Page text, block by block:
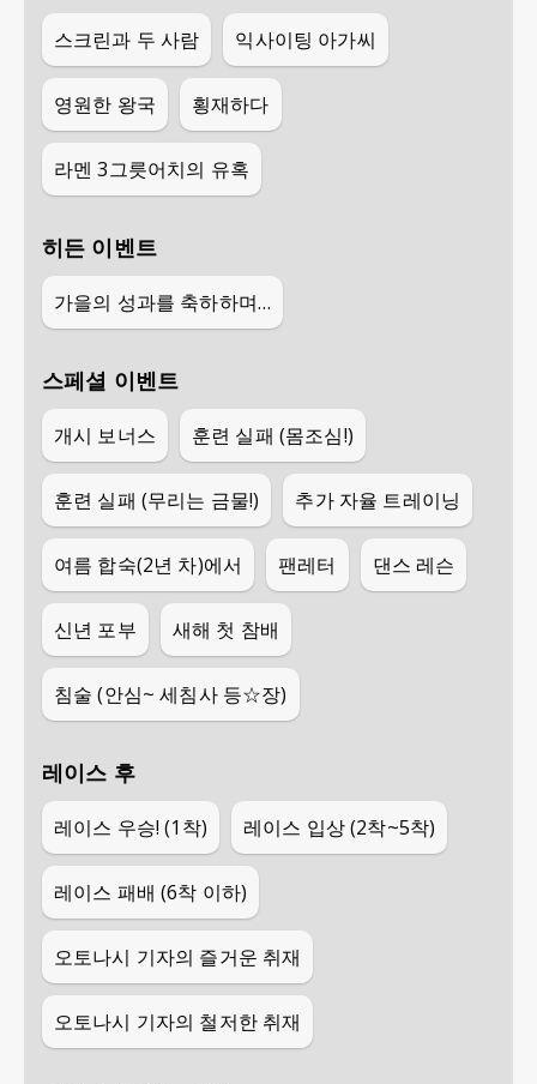
스크린과 두 사람 익사이팅 아가씨
영원한 왕국 횡재하다
라멘 3그릇어치의 유혹
히든 이벤트
가을의 성과를 축하하며…
스페셜 이벤트
개시 보너스 훈련 실패 (몸조심!)
훈련 실패 (무리는 금물!) 추가 자율 트레이닝
여름 합숙(2년 차)에서 팬레터 댄스 레슨
신년 포부 새해 첫 참배
침술 (안심~ 세침사 등☆장)
레이스 후
레이스 우승! (1착) 레이스 입상 (2착~5착)
레이스 패배 (6착 이하)
오토나시 기자의 즐거운 취재
오토나시 기자의 철저한 취재